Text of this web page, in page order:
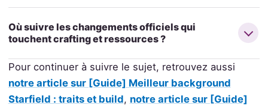
Où suivre les changements officiels qui
touchent crafting et ressources ?
Pour continuer à suivre le sujet, retrouvez aussi
notre article sur [Guide] Meilleur background
Starfield : traits et build, notre article sur [Guide]